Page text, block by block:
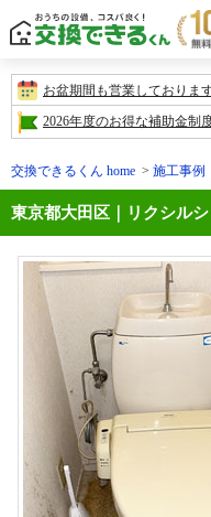
お盆期間も営業しておりま
2026年度のお得な補助金制
交換できるくん home 施工事例
東京都大田区｜リクシル